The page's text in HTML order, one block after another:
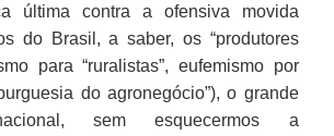
última contra a ofensiva movida
do Brasil, a saber, os “produtores
para “ruralistas”, eufemismo por
do agronegócio”), o grande
sem esquecermos a